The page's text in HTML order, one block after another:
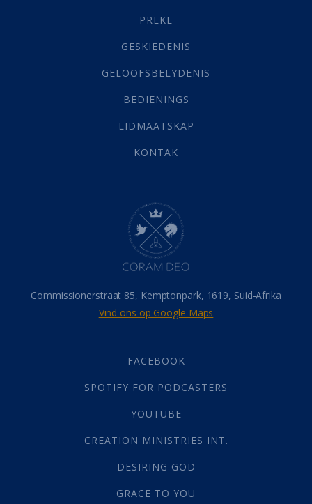
(21)
Grys Areas(4)
Lewensdoel(3)
Selfondersoek(1)
Werk(22)
(142)
Hemel (31)
Israel (14)
Millennium(1)
Oordeelsdag(19)
Verheerlikte liggaam
Wederkoms
(27)
Gebed(87)
Die Onse Vader(12)
God(392)
Afgode(23)
Almag(1)
Alomteenwoordig
Alwetendheid (1)
PREKE
GESKIEDENIS
GELOOFSBELYDENIS
BEDIENINGS
LIDMAATSKAP
KONTAK
Commissionerstraat 85, Kemptonpark, 1619, Suid-Afrika
Vind ons op Google Maps
FACEBOOK
SPOTIFY FOR PODCASTERS
YOUTUBE
CREATION MINISTRIES INT.
DESIRING GOD
GRACE TO YOU